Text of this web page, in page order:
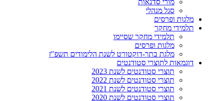
מורי סדנאות
סגל מנהלי
מלגות ופרסים
תלמידי מחקר
תלמידי מחקר שסיימו
מלגות ופרסים
מלגת בתר-דוקטורט לשנת הלימודים תשפ"ז
דוגמאות לתוצרי סטודנטים
תוצרי סטודנטים לשנת 2023
תוצרי סטודנטים לשנת 2022
תוצרי סטודנטים לשנת 2021
תוצרי סטודנטים לשנת 2020